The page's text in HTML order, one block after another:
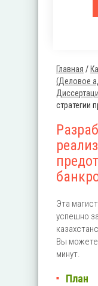
Вы
Главная /
(Деловое
стратегии
Эта
успешно
Вы можете
минут.
План